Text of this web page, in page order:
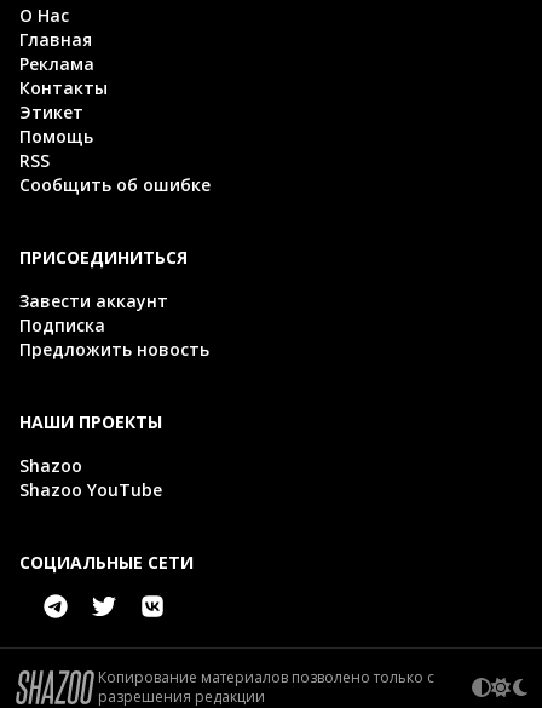
О Нас
Главная
Реклама
Контакты
Этикет
Помощь
RSS
Сообщить об ошибке
ПРИСОЕДИНИТЬСЯ
Завести аккаунт
Подписка
Предложить новость
НАШИ ПРОЕКТЫ
Shazoo
Shazoo YouTube
СОЦИАЛЬНЫЕ СЕТИ
Копирование материалов позволено только с
разрешения редакции